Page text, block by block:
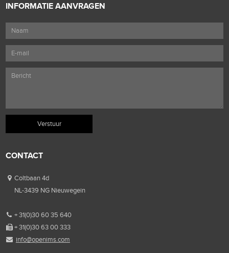
INFORMATIE AANVRAGEN
CONTACT
Coltbaan 4d
NL-3439 NG Nieuwegein
+ 31(0)30 60 35 640
+ 31(0)30 63 00 333
info@openims.com